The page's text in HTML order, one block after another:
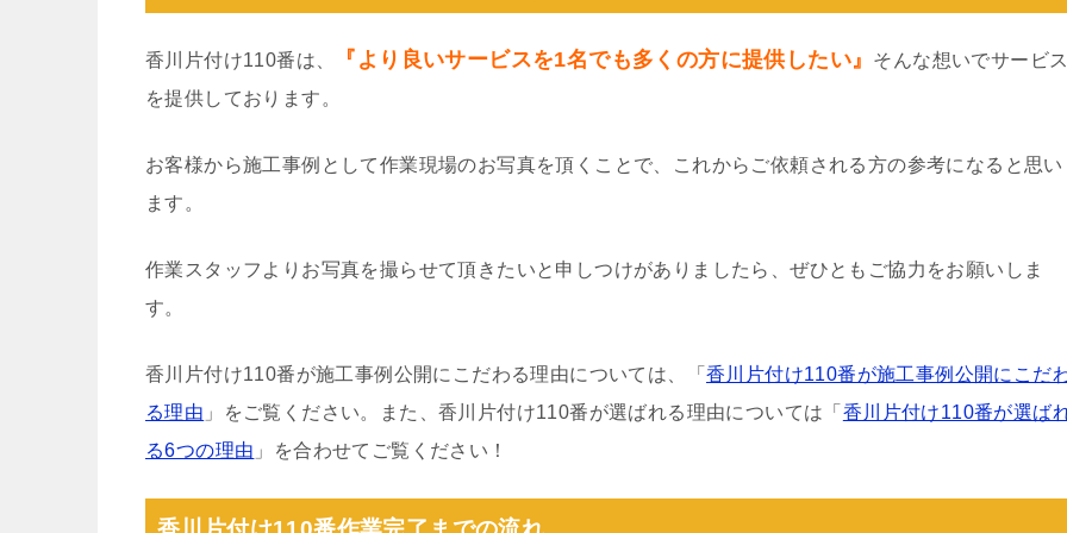
香川片付け110番は、 『より良いサービスを1名でも多くの方に提供したい』
そんな想いでサービス
を提供しております。
お客様から施工事例として作業現場のお写真を頂くことで、これからご依頼される方の参考になると思い
ます。
作業スタッフよりお写真を撮らせて頂きたいと申しつけがありましたら、ぜひともご協力をお願いしま
す。
香川片付け110番が施工事例公開にこだわる理由については、「 香川片付け110番が施工事例公開にこだ
る理由 」をご覧ください。また、香川片付け110番が選ばれる理由については「 香川片付け110番が選ば
る6つの理由 」を合わせてご覧ください！